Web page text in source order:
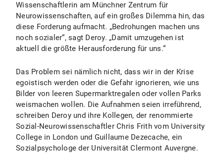
Wissenschaftlerin am Münchner Zentrum für
Neurowissenschaften, auf ein großes Dilemma hin, das
diese Forderung aufmacht. „Bedrohungen machen uns
noch sozialer“, sagt Deroy. „Damit umzugehen ist
aktuell die größte Herausforderung für uns.“
Das Problem sei nämlich nicht, dass wir in der Krise
egoistisch werden oder die Gefahr ignorieren, wie uns
Bilder von leeren Supermarktregalen oder vollen Parks
weismachen wollen. Die Aufnahmen seien irreführend,
schreiben Deroy und ihre Kollegen, der renommierte
Sozial-Neurowissenschaftler Chris Frith vom University
College in London und Guillaume Dezecache, ein
Sozialpsychologe der Universität Clermont Auvergne.